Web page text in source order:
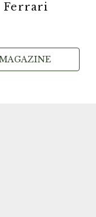
Ferrari